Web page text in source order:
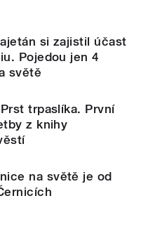
si zajistil účast
Pojedou jen 4
světě
trpaslíka. První
z knihy
na světě je od